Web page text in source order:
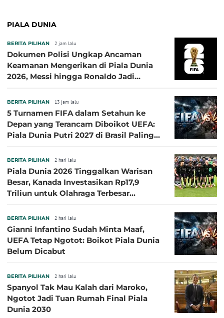
PIALA DUNIA
BERITA PILIHAN 2 jam lalu
Dokumen Polisi Ungkap Ancaman
Keamanan Mengerikan di Piala Dunia
2026, Messi hingga Ronaldo Jadi
BERITA PILIHAN 13 jam lalu
5 Turnamen FIFA dalam Setahun ke
Depan yang Terancam Diboikot UEFA:
Piala Dunia Putri 2027 di Brasil Paling
BERITA PILIHAN 2 hari lalu
Piala Dunia 2026 Tinggalkan Warisan
Besar, Kanada Investasikan Rp17,9
Triliun untuk Olahraga Terbesar
BERITA PILIHAN 2 hari lalu
Gianni Infantino Sudah Minta Maaf,
UEFA Tetap Ngotot: Boikot Piala Dunia
Belum Dicabut
BERITA PILIHAN 2 hari lalu
Spanyol Tak Mau Kalah dari Maroko,
Ngotot Jadi Tuan Rumah Final Piala
Dunia 2030